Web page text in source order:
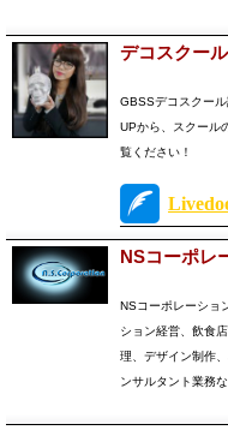
デコスクー
GBSSデコスクー
UPから、スクール
覧ください！
NSコーポ
NSコーポレーショ
ション経営、飲食
理、デザイン制作
ンサルタント業務